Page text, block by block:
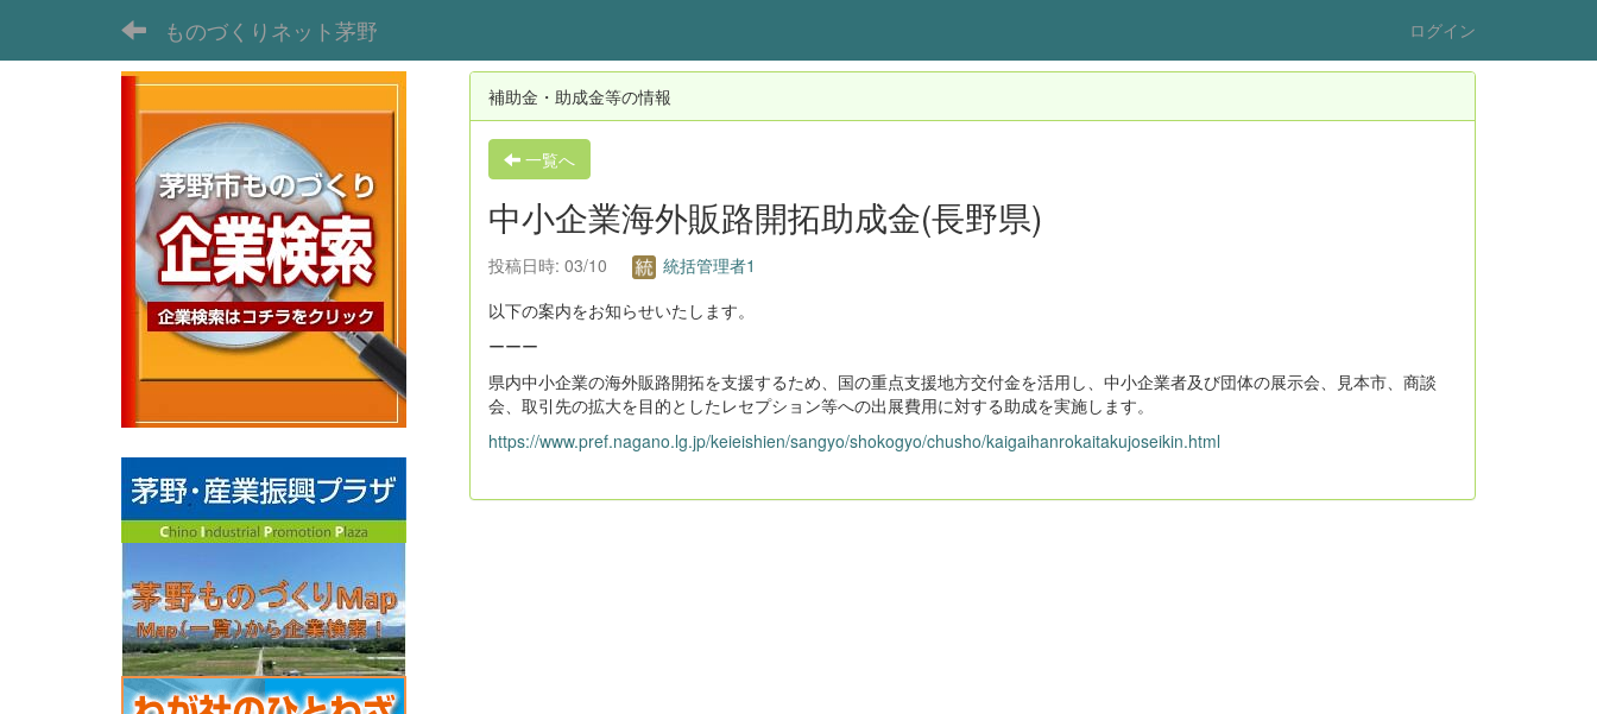
ものづくりネット茅野 ログイン
補助金・助成金等の情報
一覧へ
中小企業海外販路開拓助成金(長野県)
投稿日時: 03/10
統括管理者1
以下の案内をお知らせいたします。
ーーー
県内中小企業の海外販路開拓を支援するため、国の重点支援地方交付金を活用し、中小企業者及び団体の展示会、見本市、商談
会、取引先の拡大を目的としたレセプション等への出展費用に対する助成を実施します。
https://www.pref.nagano.lg.jp/keieishien/sangyo/shokogyo/chusho/kaigaihanrokaitakujoseikin.html